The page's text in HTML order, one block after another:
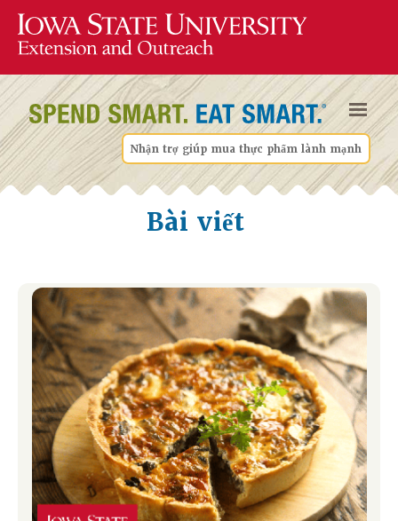
Nhận trợ giúp mua thực phẩm lành mạnh
Bài viết